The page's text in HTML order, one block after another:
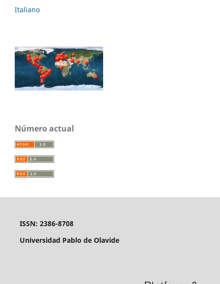
Italiano
Número actual
ISSN: 2386-8708
Universidad Pablo de Olavide